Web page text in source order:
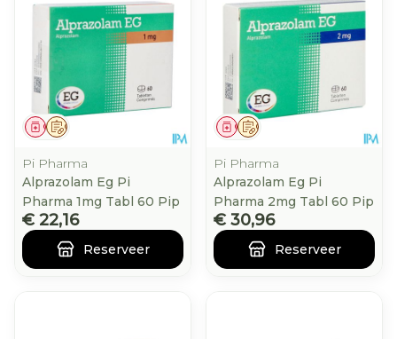
Op voorschrift
Geneesmiddel
Pi Pharma
Alprazolam Eg Pi
Pharma 1mg Tabl 60 Pip
€ 22,16
Reserveer
Op voorschrift
Geneesmiddel
Pi Pharma
Alprazolam Eg Pi
Pharma 2mg Tabl 60 Pip
€ 30,96
Reserveer